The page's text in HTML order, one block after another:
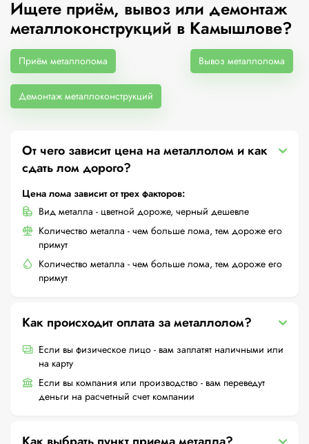
Ищете приём, вывоз или демонтаж
металлоконструкций в Камышлове?
Приём металлолома Вывоз металлолома
Демонтаж металлоконструкций
От чего зависит цена на металлолом и как
сдать лом дорого?
Цена лома зависит от трех факторов:
Вид металла - цветной дороже, черный дешевле
Количество металла - чем больше лома, тем дороже его
примут
Количество металла - чем больше лома, тем дороже его
примут
Как происходит оплата за металлолом?
Если вы физическое лицо - вам заплатят наличными или
на карту
Если вы компания или производство - вам переведут
деньги на расчетный счет компании